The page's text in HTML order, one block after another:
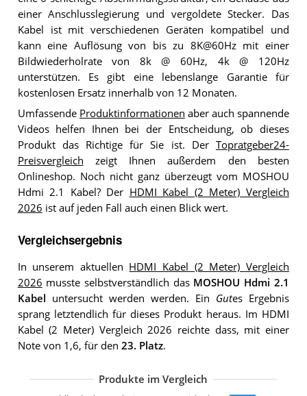
einer Anschlusslegierung und vergoldete Stecker. Das
Kabel ist mit verschiedenen Geräten kompatibel und
kann eine Auflösung von bis zu 8K@60Hz mit einer
Bildwiederholrate von 8k @ 60Hz, 4k @ 120Hz
unterstützen. Es gibt eine lebenslange Garantie für
kostenlosen Ersatz innerhalb von 12 Monaten.
Umfassende Produktinformationen aber auch spannende
Videos helfen Ihnen bei der Entscheidung, ob dieses
Produkt das Richtige für Sie ist. Der Topratgeber24-
Preisvergleich zeigt Ihnen außerdem den besten
Onlineshop. Noch nicht ganz überzeugt vom MOSHOU
Hdmi 2.1 Kabel? Der HDMI Kabel (2 Meter) Vergleich
2026 ist auf jeden Fall auch einen Blick wert.
Vergleichsergebnis
In unserem aktuellen HDMI Kabel (2 Meter) Vergleich
2026 musste selbstverständlich das MOSHOU Hdmi 2.1
Kabel untersucht werden werden. Ein Gutes Ergebnis
sprang letztendlich für dieses Produkt heraus. Im HDMI
Kabel (2 Meter) Vergleich 2026 reichte dass, mit einer
Note von 1,6, für den 23. Platz.
Produkte im Vergleich